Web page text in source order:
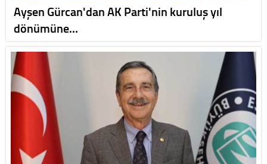
Ayşen Gürcan'dan AK Parti'nin kuruluş yıl
dönümüne…